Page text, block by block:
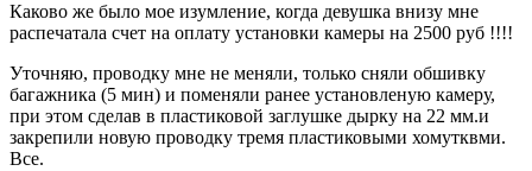
Каково же было мое изумление, когда девушка внизу мне
распечатала счет на оплату установки камеры на 2500 руб !!!!
Уточняю, проводку мне не меняли, только сняли обшивку
багажника (5 мин) и поменяли ранее установленую камеру,
при этом сделав в пластиковой заглушке дырку на 22 мм.и
закрепили новую проводку тремя пластиковыми хомутквми.
Все.